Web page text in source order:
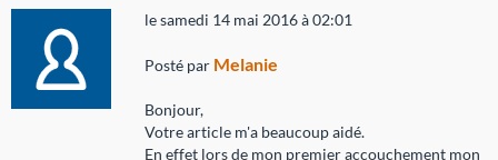
le samedi 14 mai 2016 à 02:01
Posté par Melanie
Bonjour,
Votre article m'a beaucoup aidé.
En effet lors de mon premier accouchement mon